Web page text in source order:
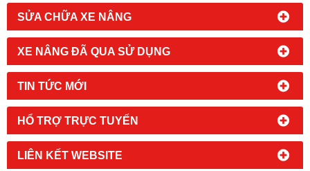
SỬA CHỮA XE NÂNG
XE NÂNG ĐÃ QUA SỬ DỤNG
TIN TỨC MỚI
HỔ TRỢ TRỰC TUYẾN
LIÊN KẾT WEBSITE